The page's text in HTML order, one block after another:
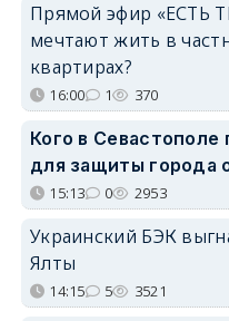
Прямой эфир «ЕСТЬ
мечтают жить в
квартирах?
16:00 1 370
Кого в Севастополе
для защиты города
15:13 0 2953
Украинский БЭК
Ялты
14:15 5 3521